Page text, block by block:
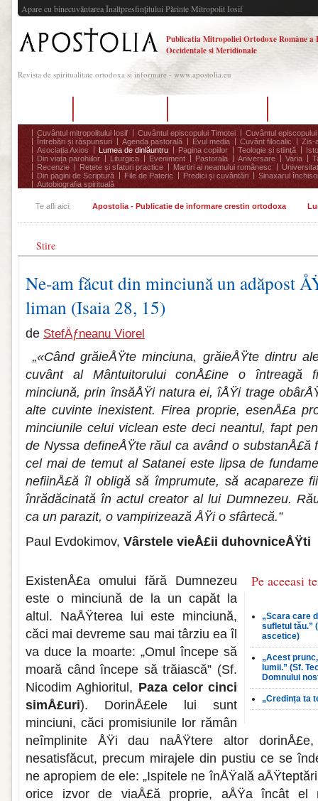
Apare cu binecuvântarea Înaltpresfinţitului Părinte Mitropolit Iosif
Publicatia Mitropoliei Ortodoxe Române a
Occidentale si Meridionale
Revista de spiritualitate ortodoxa si informare - www.apostolia.eu
Cuvântul mitropolitului Iosif Cuvântul episcopului Timotei
Cuvântul episcopului
Întrebări și răspunsuri
Agenda pastorală Evul media Cuvânt filocalic
Zis-
Asociația Axios
Lumea de dinlăuntru Pagina copiilor Teologie și stiință
Din viața parohiilor
Liturgica Eveniment Pastorala Aniversare Varia
Recenzie
Rețete și sfaturi practice Martiri ai neamului românesc
Din pagini de Scriptură
File de Pateric Predici și cuvântări
Sinaxarul
Autobiografia spirituală
Te afli aici: Apostolia - Publicatie de informare crestin ortodoxa
Stire
Ne-am făcut din minciună un adăpost
liman (Isaia 28, 15)
de StefÄƒneanu Viorel
„«Când grăieÅŸte minciuna, grăieÅŸte dintru
cuvânt al Mântuitorului conÅ£ine o întreagă
minciună, prin însăÅŸi natura ei, îÅŸi trage
alte cuvinte inexistent. Firea proprie, esenÅ£a
minciunile celui viclean este deci neantul, fapt
de Nyssa defineÅŸte răul ca având o substanÅ£ă
cel mai de temut al Satanei este lipsa de
nefiinÅ£ă îl obligă să împrumute, să acapareze
înrădăcinată în actul creator al lui Dumnezeu.
ca un parazit, o vampirizează ÅŸi o sfârtecă.”
Paul Evdokimov, Vârstele vieÅ£ii duhovniceÅŸti
Pe aceeasi
„Scara care
sufletul tău.”
ascetice)
„Acest
lumii.” (Sf.
Domnului
„Credința ta
ExistenÅ£a omului fără Dumnezeu
este o minciună de la un capăt la
altul. NaÅŸterea lui este minciună,
căci mai devreme sau mai târziu ea îl
va duce la moarte: „Omul începe să
moa­ră când începe să trăiască” (Sf.
Nicodim Aghioritul, Paza celor cinci
simÅ£uri). DorinÅ£ele lui sunt
minciuni, căci promisiu­nile lor rămân
neîmplinite ÅŸi dau naÅŸtere al­tor
nesatisfăcut, pre­cum mirajele din pustiu ce se
ne apropiem de ele: „Ispitele ne înÅŸală
orice izvor de viaÅ£ă proprie, aÅŸa încât